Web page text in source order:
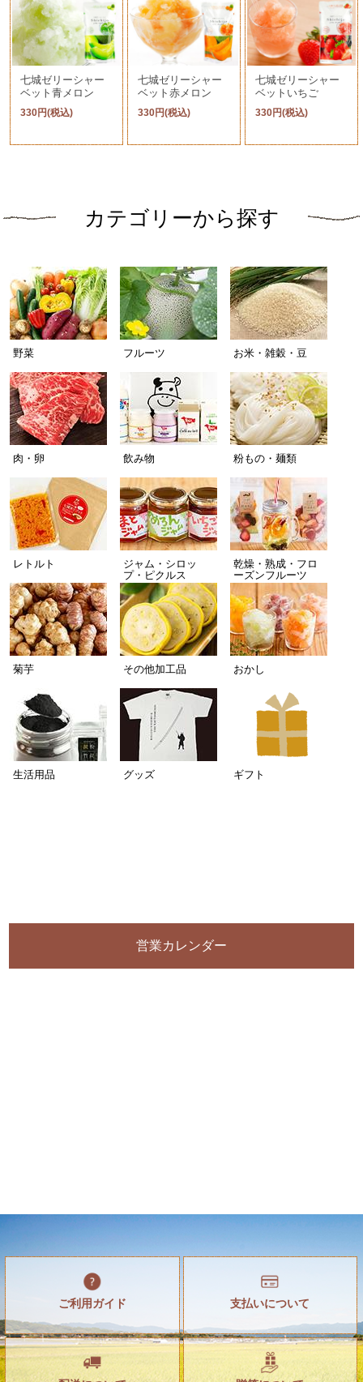
七城ゼリーシャー
ベット青メロン
330円(税込)
七城ゼリーシャー
ベット赤メロン
330円(税込)
七城ゼリーシャー
ベットいちご
330円(税込)
カテゴリーから探す
野菜 フルーツ お米・雑穀・豆
肉・卵 飲み物 粉もの・麺類
レトルト
ジャム・シロッ
プ・ピクルス
乾燥・熟成・フロ
ーズンフルーツ
菊芋 その他加工品 おかし
生活用品 グッズ ギフト
営業カレンダー
ご利用ガイド 支払いについて